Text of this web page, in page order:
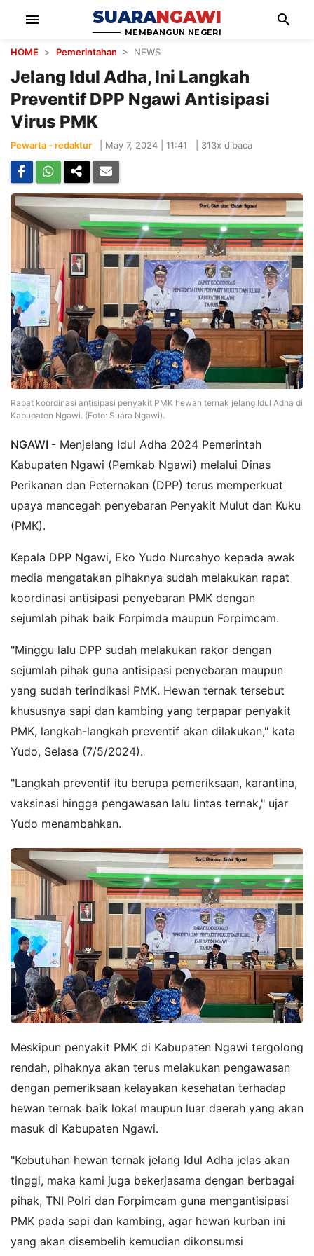
menu SUARANGAWI
MEMBANGUN NEGERI
search
HOME > Pemerintahan > NEWS
Jelang Idul Adha, Ini Langkah
Preventif DPP Ngawi Antisipasi
Virus PMK
Pewarta - redaktur May 7, 2024 | 11:41 313x dibaca
Rapat koordinasi antisipasi penyakit PMK hewan ternak jelang Idul Adha di
Kabupaten Ngawi. (Foto: Suara Ngawi).
NGAWI - Menjelang Idul Adha 2024 Pemerintah
Kabupaten Ngawi (Pemkab Ngawi) melalui Dinas
Perikanan dan Peternakan (DPP) terus memperkuat
upaya mencegah penyebaran Penyakit Mulut dan Kuku
(PMK).
Kepala DPP Ngawi, Eko Yudo Nurcahyo kepada awak
media mengatakan pihaknya sudah melakukan rapat
koordinasi antisipasi penyebaran PMK dengan
sejumlah pihak baik Forpimda maupun Forpimcam.
"Minggu lalu DPP sudah melakukan rakor dengan
sejumlah pihak guna antisipasi penyebaran maupun
yang sudah terindikasi PMK. Hewan ternak tersebut
khususnya sapi dan kambing yang terpapar penyakit
PMK, langkah-langkah preventif akan dilakukan," kata
Yudo, Selasa (7/5/2024).
"Langkah preventif itu berupa pemeriksaan, karantina,
vaksinasi hingga pengawasan lalu lintas ternak," ujar
Yudo menambahkan.
Meskipun penyakit PMK di Kabupaten Ngawi tergolong
rendah, pihaknya akan terus melakukan pengawasan
dengan pemeriksaan kelayakan kesehatan terhadap
hewan ternak baik lokal maupun luar daerah yang akan
masuk di Kabupaten Ngawi.
"Kebutuhan hewan ternak jelang Idul Adha jelas akan
tinggi, maka kami juga bekerjasama dengan berbagai
pihak, TNI Polri dan Forpimcam guna mengantisipasi
PMK pada sapi dan kambing, agar hewan kurban ini
yang akan disembelih kemudian dikonsumsi